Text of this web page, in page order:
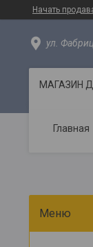
Начать
ул.
МАГАЗИН
Главная